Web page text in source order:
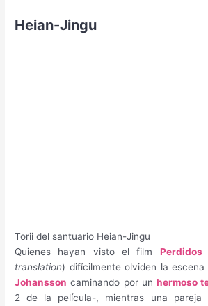
Heian-Jingu
Torii del santuario Heian-Jingu
Quienes hayan visto el film Perdidos
translation) difícilmente olviden la
Johansson caminando por un hermoso
2 de la película-, mientras una pareja